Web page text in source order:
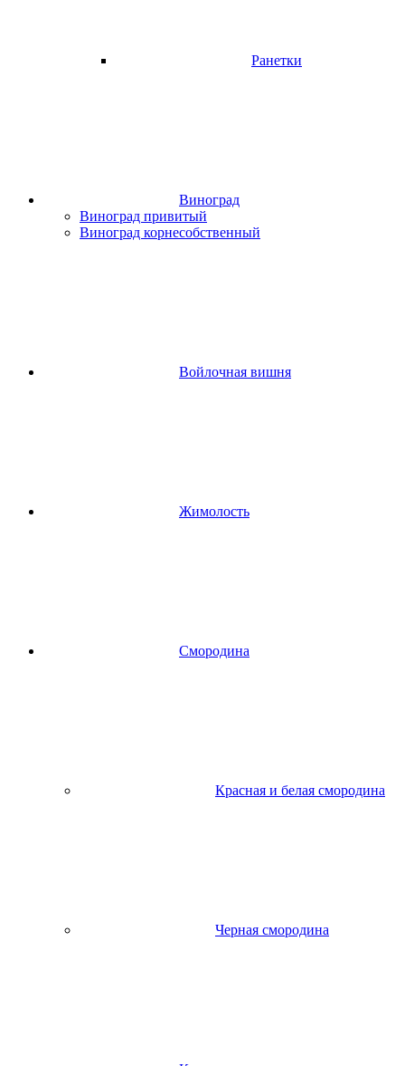
Ранетки
Виноград
Виноград привитый
Виноград корнесобственный
Войлочная вишня
Жимолость
Смородина
Красная и белая смородина
Черная смородина